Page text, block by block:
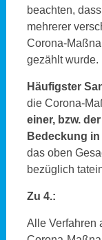
beachten,
mehrerer
Corona-
gezählt wurde.
Häufigster
die Corona-
einer, bzw.
Bedeckung in
das oben
bezüglich
Zu 4.:
Alle Verfahren